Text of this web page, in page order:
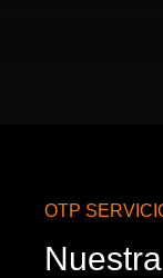
OTP